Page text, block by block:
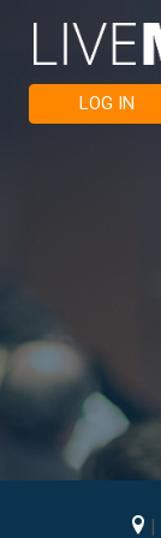
LOG IN